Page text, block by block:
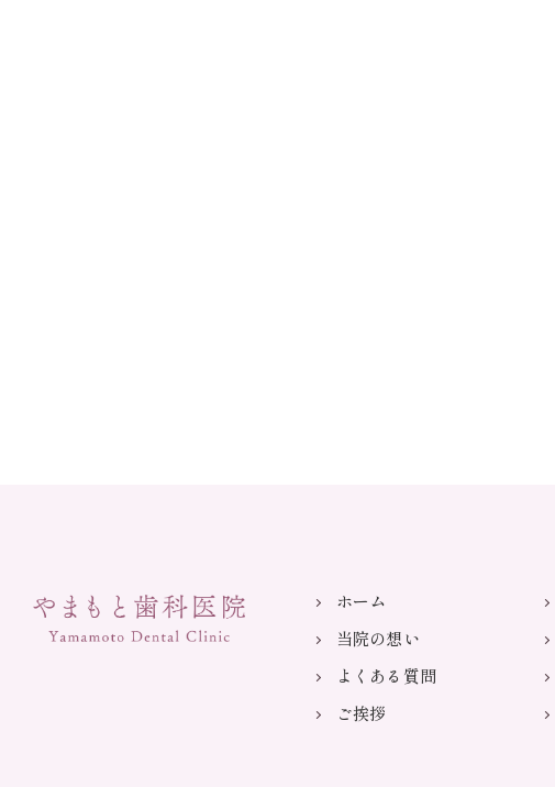
ホーム
当院の想い
よくある質問
ご挨拶